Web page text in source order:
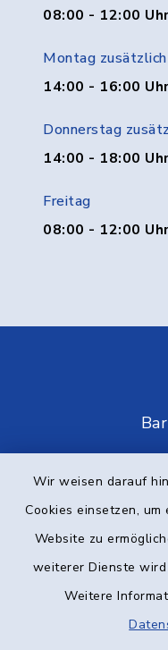
Wir weisen darauf
Cookies einsetzen,
Website zu
weiterer Dienste
Weitere
08:00 - 12:00
Montag zusätzlich
14:00 - 16:00
Donnerstag
14:00 - 18:00
Freitag
08:00 - 12:00